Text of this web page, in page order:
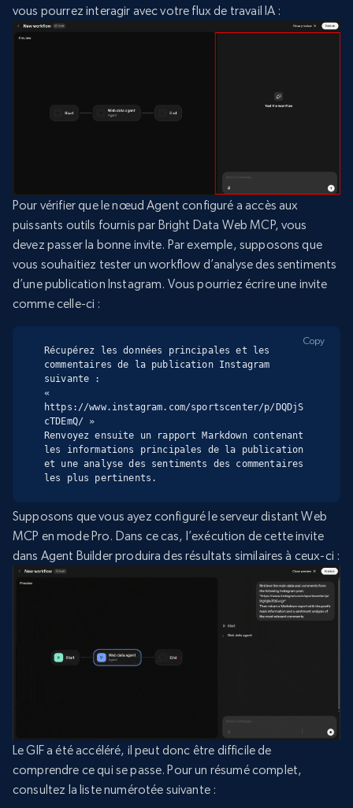
vous pourrez interagir avec votre flux de travail IA :
Pour vérifier que le nœud Agent configuré a accès aux
puissants outils fournis par Bright Data Web MCP, vous
devez passer la bonne invite. Par exemple, supposons que
vous souhaitiez tester un workflow d’analyse des sentiments
d’une publication Instagram. Vous pourriez écrire une invite
comme celle-ci :
Récupérez les données principales et les
commentaires de la publication Instagram
suivante :
«
https://www.instagram.com/sportscenter/p/DQDjS
cTDEmQ/ »
Renvoyez ensuite un rapport Markdown contenant
les informations principales de la publication
et une analyse des sentiments des commentaires
les plus pertinents.
Copy
Supposons que vous ayez configuré le serveur distant Web
MCP en mode Pro. Dans ce cas, l’exécution de cette invite
dans Agent Builder produira des résultats similaires à ceux-ci :
Le GIF a été accéléré, il peut donc être difficile de
comprendre ce qui se passe. Pour un résumé complet,
consultez la liste numérotée suivante :